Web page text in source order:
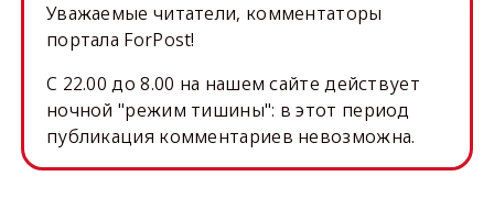
Уважаемые читатели, комментаторы
портала ForPost!
C 22.00 до 8.00 на нашем сайте действует
ночной "режим тишины": в этот период
публикация комментариев невозможна.